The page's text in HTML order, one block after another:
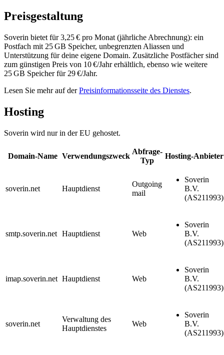
Preisgestaltung
Soverin bietet für 3,25 € pro Monat (jährliche Abrechnung): ein
Postfach mit 25 GB Speicher, unbegrenzten Aliassen und
Unterstützung für deine eigene Domain. Zusätzliche Postfächer sind
zum günstigen Preis von 10 €/Jahr erhältlich, ebenso wie weitere
25 GB Speicher für 29 €/Jahr.
Lesen Sie mehr auf derPreisinformationsseite des Dienstes.
Hosting
Soverin wird nur in der EU gehostet.
Domain-Name Verwendungszweck
Abfrage-
Typ
Hosting-Anbieter
soverin.net Hauptdienst
Outgoing
mail
Soverin
B.V.
(AS211993)
smtp.soverin.net Hauptdienst Web
Soverin
B.V.
(AS211993)
imap.soverin.net Hauptdienst Web
Soverin
B.V.
(AS211993)
soverin.net
Verwaltung des
Hauptdienstes
Web
Soverin
B.V.
(AS211993)